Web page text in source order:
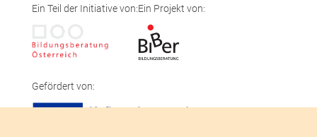
Ein Teil der Initiative von:Ein Projekt von:
Gefördert von: